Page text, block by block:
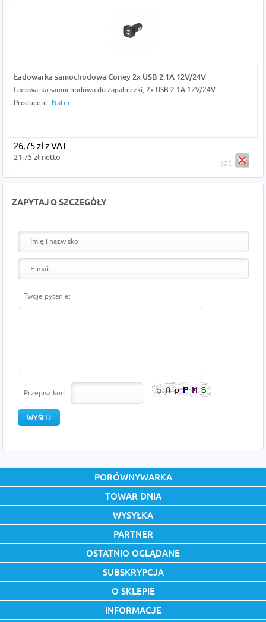
Ładowarka samochodowa Coney 2x USB 2.1A 12V/24V
Ładowarka samochodowa do zapalniczki, 2x USB 2.1A 12V/24V
Producent: Natec
26,75 zł z VAT
21,75 zł netto
szt
ZAPYTAJ O SZCZEGÓŁY
Twoje pytanie:
Przepisz kod
PORÓWNYWARKA
TOWAR DNIA
WYSYŁKA
PARTNER
OSTATNIO OGLĄDANE
SUBSKRYPCJA
O SKLEPIE
INFORMACJE